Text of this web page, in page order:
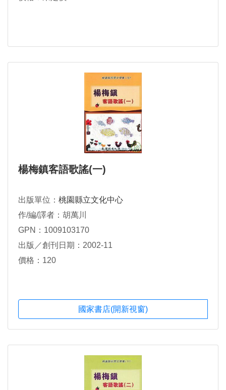
楊梅鎮客語歌謠(一)
出版單位： 桃園縣立文化中心
作/編/譯者：胡萬川
GPN：1009103170
出版／創刊日期：2002-11
價格：120
國家書店(開新視窗)